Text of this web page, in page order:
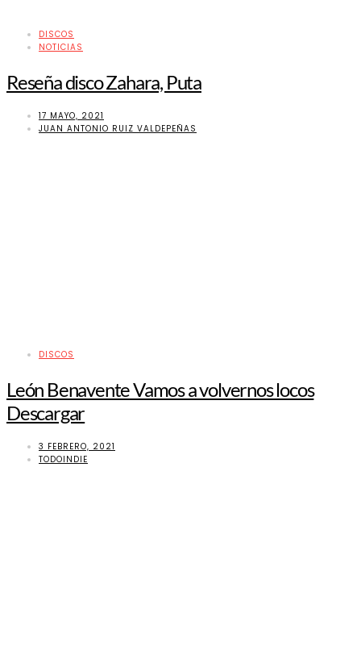
DISCOS
NOTICIAS
Reseña disco Zahara, Puta
17 MAYO, 2021
JUAN ANTONIO RUIZ VALDEPEÑAS
DISCOS
León Benavente Vamos a volvernos locos
Descargar
3 FEBRERO, 2021
TODOINDIE